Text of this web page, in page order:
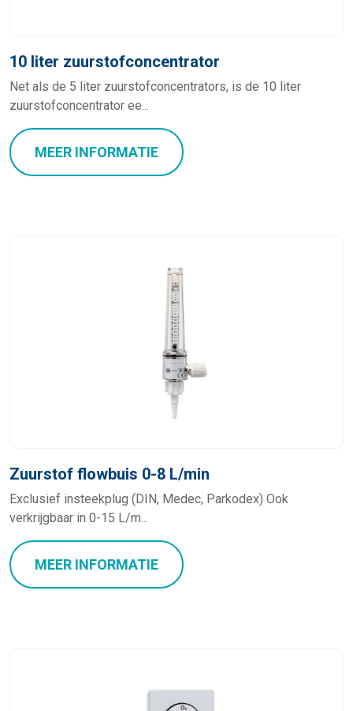
10 liter zuurstofconcentrator
Net als de 5 liter zuurstofconcentrators, is de 10 liter
zuurstofconcentrator ee...
MEER INFORMATIE
Zuurstof flowbuis 0-8 L/min
Exclusief insteekplug (DIN, Medec, Parkodex) Ook
verkrijgbaar in 0-15 L/m...
MEER INFORMATIE